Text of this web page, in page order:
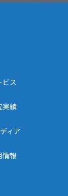
ビス
実績
ィア
情報